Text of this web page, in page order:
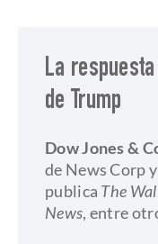
La
de Trump
Dow Jones &
de News Corp
publica The
News, entre